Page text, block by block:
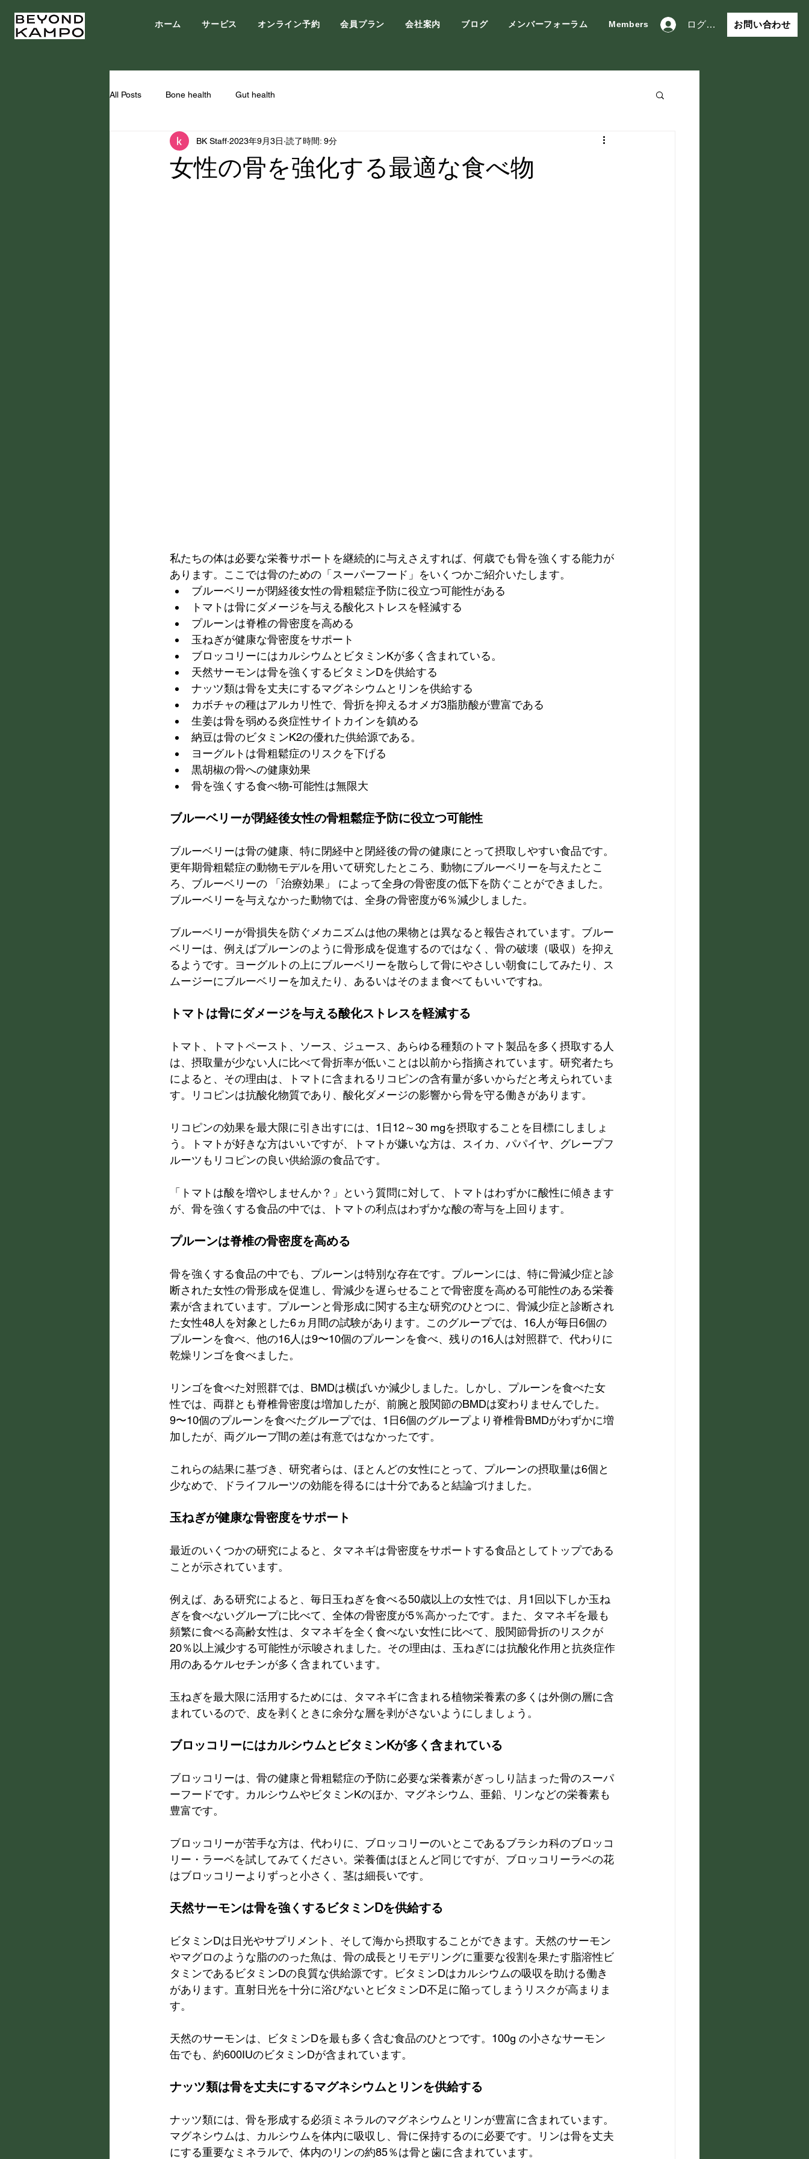
ホーム サービス オンライン予約 会員プラン 会社案内 ブログ メンバーフォーラム Members ログイン お問い合わせ
All Posts Bone health Gut health
女性の骨を強化する最適な食べ物
BK Staff 2023年9月3日 読了時間: 9分
私たちの体は必要な栄養サポートを継続的に与えさえすれば、何歳でも骨を強くする能力が
あります。ここでは骨のための「スーパーフード」をいくつかご紹介いたします。
ブルーベリーが閉経後女性の骨粗鬆症予防に役立つ可能性がある
トマトは骨にダメージを与える酸化ストレスを軽減する
プルーンは脊椎の骨密度を高める
玉ねぎが健康な骨密度をサポート
ブロッコリーにはカルシウムとビタミンKが多く含まれている。
天然サーモンは骨を強くするビタミンDを供給する
ナッツ類は骨を丈夫にするマグネシウムとリンを供給する
カボチャの種はアルカリ性で、骨折を抑えるオメガ3脂肪酸が豊富である
生姜は骨を弱める炎症性サイトカインを鎮める
納豆は骨のビタミンK2の優れた供給源である。
ヨーグルトは骨粗鬆症のリスクを下げる
黒胡椒の骨への健康効果
骨を強くする食べ物-可能性は無限大
ブルーベリーが閉経後女性の骨粗鬆症予防に役立つ可能性
ブルーベリーは骨の健康、特に閉経中と閉経後の骨の健康にとって摂取しやすい食品です。
更年期骨粗鬆症の動物モデルを用いて研究したところ、動物にブルーベリーを与えたとこ
ろ、ブルーベリーの 「治療効果」 によって全身の骨密度の低下を防ぐことができました。
ブルーベリーを与えなかった動物では、全身の骨密度が6％減少しました。
ブルーベリーが骨損失を防ぐメカニズムは他の果物とは異なると報告されています。ブルー
ベリーは、例えばプルーンのように骨形成を促進するのではなく、骨の破壊（吸収）を抑え
るようです。ヨーグルトの上にブルーベリーを散らして骨にやさしい朝食にしてみたり、ス
ムージーにブルーベリーを加えたり、あるいはそのまま食べてもいいですね。
トマトは骨にダメージを与える酸化ストレスを軽減する
トマト、トマトペースト、ソース、ジュース、あらゆる種類のトマト製品を多く摂取する人
は、摂取量が少ない人に比べて骨折率が低いことは以前から指摘されています。研究者たち
によると、その理由は、トマトに含まれるリコピンの含有量が多いからだと考えられていま
す。リコピンは抗酸化物質であり、酸化ダメージの影響から骨を守る働きがあります。
リコピンの効果を最大限に引き出すには、1日12～30 mgを摂取することを目標にしましょ
う。トマトが好きな方はいいですが、トマトが嫌いな方は、スイカ、パパイヤ、グレープフ
ルーツもリコピンの良い供給源の食品です。
「トマトは酸を増やしませんか？」という質問に対して、トマトはわずかに酸性に傾きます
が、骨を強くする食品の中では、トマトの利点はわずかな酸の寄与を上回ります。
プルーンは脊椎の骨密度を高める
骨を強くする食品の中でも、プルーンは特別な存在です。プルーンには、特に骨減少症と診
断された女性の骨形成を促進し、骨減少を遅らせることで骨密度を高める可能性のある栄養
素が含まれています。プルーンと骨形成に関する主な研究のひとつに、骨減少症と診断され
た女性48人を対象とした6ヵ月間の試験があります。このグループでは、16人が毎日6個の
プルーンを食べ、他の16人は9〜10個のプルーンを食べ、残りの16人は対照群で、代わりに
乾燥リンゴを食べました。
リンゴを食べた対照群では、BMDは横ばいか減少しました。しかし、プルーンを食べた女
性では、両群とも脊椎骨密度は増加したが、前腕と股関節のBMDは変わりませんでした。
9〜10個のプルーンを食べたグループでは、1日6個のグループより脊椎骨BMDがわずかに増
加したが、両グループ間の差は有意ではなかったです。
これらの結果に基づき、研究者らは、ほとんどの女性にとって、プルーンの摂取量は6個と
少なめで、ドライフルーツの効能を得るには十分であると結論づけました。
玉ねぎが健康な骨密度をサポート
最近のいくつかの研究によると、タマネギは骨密度をサポートする食品としてトップである
ことが示されています。
例えば、ある研究によると、毎日玉ねぎを食べる50歳以上の女性では、月1回以下しか玉ね
ぎを食べないグループに比べて、全体の骨密度が5％高かったです。また、タマネギを最も
頻繁に食べる高齢女性は、タマネギを全く食べない女性に比べて、股関節骨折のリスクが
20％以上減少する可能性が示唆されました。その理由は、玉ねぎには抗酸化作用と抗炎症作
用のあるケルセチンが多く含まれています。
玉ねぎを最大限に活用するためには、タマネギに含まれる植物栄養素の多くは外側の層に含
まれているので、皮を剥くときに余分な層を剥がさないようにしましょう。
ブロッコリーにはカルシウムとビタミンKが多く含まれている
ブロッコリーは、骨の健康と骨粗鬆症の予防に必要な栄養素がぎっしり詰まった骨のスーパ
ーフードです。カルシウムやビタミンKのほか、マグネシウム、亜鉛、リンなどの栄養素も
豊富です。
ブロッコリーが苦手な方は、代わりに、ブロッコリーのいとこであるブラシカ科のブロッコ
リー・ラーベを試してみてください。栄養価はほとんど同じですが、ブロッコリーラベの花
はブロッコリーよりずっと小さく、茎は細長いです。
天然サーモンは骨を強くするビタミンDを供給する
ビタミンDは日光やサプリメント、そして海から摂取することができます。天然のサーモン
やマグロのような脂ののった魚は、骨の成長とリモデリングに重要な役割を果たす脂溶性ビ
タミンであるビタミンDの良質な供給源です。ビタミンDはカルシウムの吸収を助ける働き
があります。直射日光を十分に浴びないとビタミンD不足に陥ってしまうリスクが高まりま
す。
天然のサーモンは、ビタミンDを最も多く含む食品のひとつです。100g の小さなサーモン
缶でも、約600IUのビタミンDが含まれています。
ナッツ類は骨を丈夫にするマグネシウムとリンを供給する
ナッツ類には、骨を形成する必須ミネラルのマグネシウムとリンが豊富に含まれています。
マグネシウムは、カルシウムを体内に吸収し、骨に保持するのに必要です。リンは骨を丈夫
にする重要なミネラルで、体内のリンの約85％は骨と歯に含まれています。